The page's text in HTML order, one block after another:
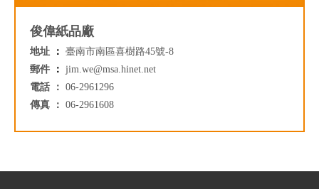
俊偉紙品廠
地址 ： 臺南市南區喜樹路45號-8
郵件
： jim.we@msa.hinet.net
電話 ： 06-2961296
傳真 ： 06-2961608